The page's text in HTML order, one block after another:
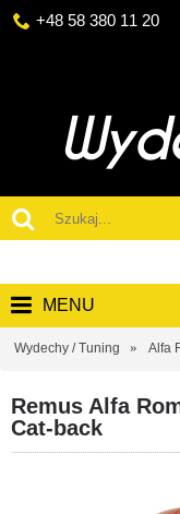
+48 58 380 11 20
MENU
Wydechy / Tuning Alfa
Remus Alfa
Cat-back